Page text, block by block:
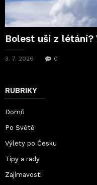
Bolest uší z létání?
3. 7. 2026 0
RUBRIKY
Domů
Po Světě
Výlety po Česku
Tipy a rady
Zajímavosti